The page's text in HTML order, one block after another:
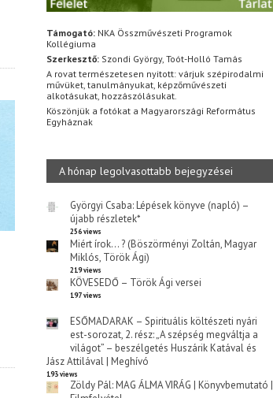
Támogató: NKA Összművészeti Programok
Kollégiuma
Szerkesztő: Szondi György, Toót-Holló Tamás
A rovat természetesen nyitott: várjuk szépirodalmi
művüket, tanulmányukat, képzőművészeti
alkotásukat, hozzászólásukat.
Köszönjük a fotókat a Magyarországi Református
Egyháznak
A hónap legolvasottabb bejegyzései
Györgyi Csaba: Lépések könyve (napló) –
újabb részletek*
256 views
Miért írok… ? (Böszörményi Zoltán, Magyar
Miklós, Török Ági)
219 views
KÖVESEDŐ – Török Ági versei
197 views
ESŐMADARAK – Spirituális költészeti nyári
est-sorozat, 2. rész: „A szépség megváltja a
világot” – beszélgetés Huszárik Katával és
Jász Attilával | Meghívó
193 views
Zöldy Pál: MAG ÁLMA VIRÁG | Könyvbemutató |